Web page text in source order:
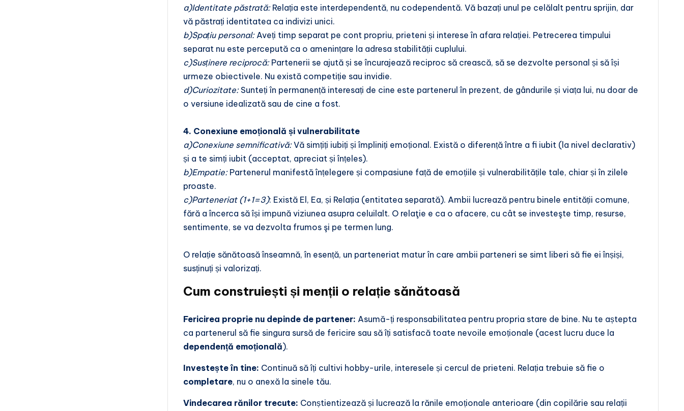
a)Identitate păstrată:Relația este interdependentă, nu codependentă. Vă bazați unul pe celălalt pentru sprijin, dar
vă păstrați identitatea ca indivizi unici.
b)Spațiu personal:Aveți timp separat pe cont propriu, prieteni și interese în afara relației. Petrecerea timpului
separat nu este percepută ca o amenințare la adresa stabilității cuplului.
c)Susținere reciprocă:Partenerii se ajută și se încurajează reciproc să crească, să se dezvolte personal și să își
urmeze obiectivele. Nu există competiție sau invidie.
d)Curiozitate:Sunteți în permanență interesați de cine este partenerul în prezent, de gândurile și viața lui, nu doar de
o versiune idealizată sau de cine a fost.
4. Conexiune emoțională și vulnerabilitate
a)Conexiune semnificativă:Vă simțiți iubiți și împliniți emoțional. Există o diferență între a fi iubit (la nivel declarativ)
și a te simți iubit (acceptat, apreciat și înțeles).
b)Empatie: Partenerul manifestă înțelegere și compasiune față de emoțiile și vulnerabilitățile tale, chiar și în zilele
proaste.
c)Parteneriat (1+1=3): Există El, Ea, și Relația (entitatea separată). Ambii lucrează pentru binele entității comune,
fără a încerca să își impună viziunea asupra celuilalt. O relaţie e ca o afacere, cu cât se investeşte timp, resurse,
sentimente, se va dezvolta frumos şi pe termen lung.
O relație sănătoasă înseamnă, în esență, un parteneriat matur în care ambii parteneri se simt liberi să fie ei înșiși,
susținuți și valorizați.
Cum construiești și menții o relație sănătoasă
Fericirea proprie nu depinde de partener: Asumă-ți responsabilitatea pentru propria stare de bine. Nu te aștepta
ca partenerul să fie singura sursă de fericire sau să îți satisfacă toate nevoile emoționale (acest lucru duce la
dependență emoțională).
Investește în tine: Continuă să îți cultivi hobby-urile, interesele și cercul de prieteni. Relația trebuie să fie o
completare, nu o anexă la sinele tău.
Vindecarea rănilor trecute: Conștientizează și lucrează la rănile emoționale anterioare (din copilărie sau relații